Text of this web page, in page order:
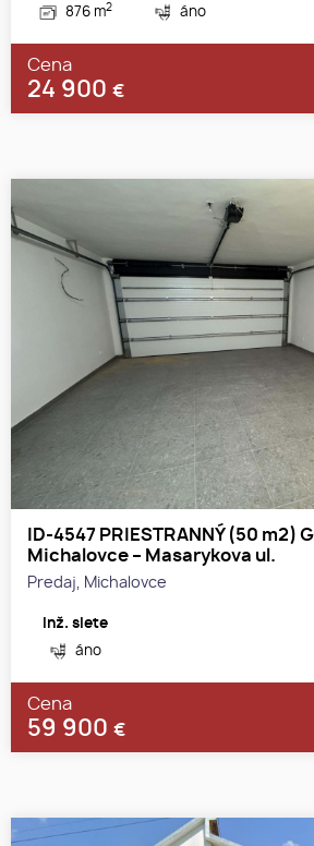
876 m2
áno
Cena
24 900 €
ID-4547 PRIESTRANNÝ (50 m2)
Michalovce – Masarykova ul.
Predaj, Michalovce
Inž. siete
áno
Cena
59 900 €